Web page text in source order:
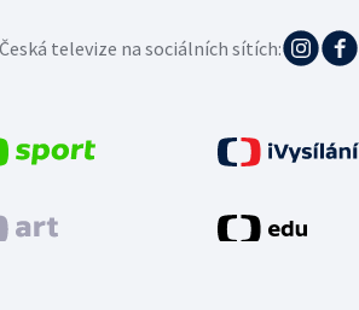
Česká televize na sociálních sítích: